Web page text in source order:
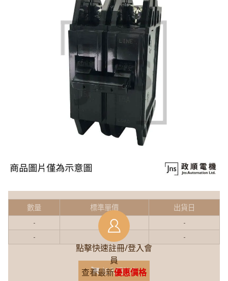
點擊快速註冊/登入會
員
查看最新優惠價格
數量 標準單價
出貨日
-
-
-
- -
加入購物車